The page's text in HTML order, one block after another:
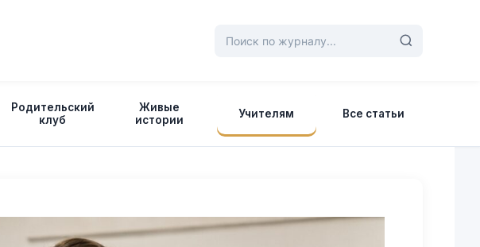
Родительский
клуб
Живые
истории
Учителям Все статьи